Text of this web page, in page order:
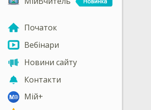
Початок
Вебінари
Новини сайту
Контакти
Мій+